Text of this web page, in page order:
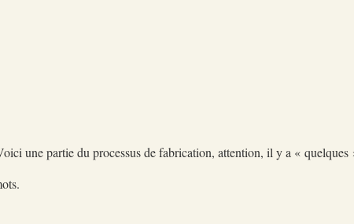
une partie du processus de fabrication, attention, il y a « quelques